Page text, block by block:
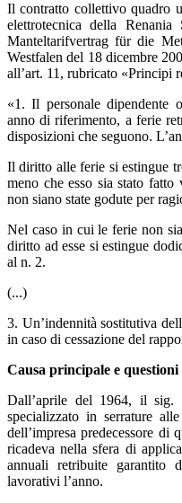
Il contratto collettivo quadro
elettrotecnica della Renania
Manteltarifvertrag für die
Westfalen del 18 dicembre
all’art. 11, rubricato «Principi
«1. Il personale dipendente
anno di riferimento, a ferie
disposizioni che seguono.
Il diritto alle ferie si estingue
meno che esso sia stato fatto
non siano state godute per
Nel caso in cui le ferie non
diritto ad esse si estingue
al n. 2.
(...)
3. Un’indennità sostitutiva
in caso di cessazione del
Causa principale e
Dall’aprile del 1964, il sig.
specializzato in serrature
dell’impresa predecessore di
ricadeva nella sfera di
annuali retribuite garantito
lavorativi l’anno.